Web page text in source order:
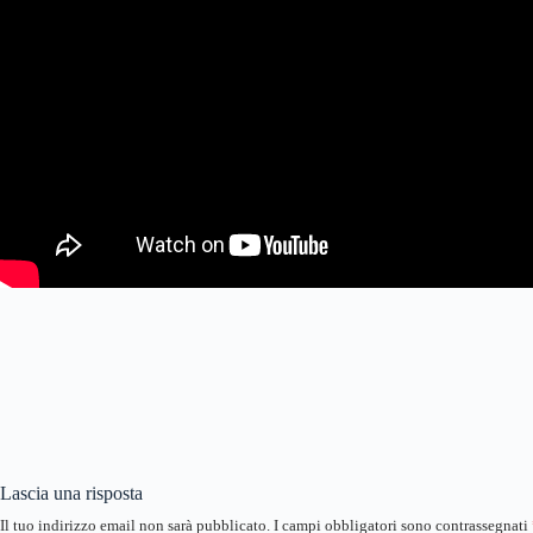
Lascia una risposta
Il tuo indirizzo email non sarà pubblicato. I campi obbligatori sono contrassegnati